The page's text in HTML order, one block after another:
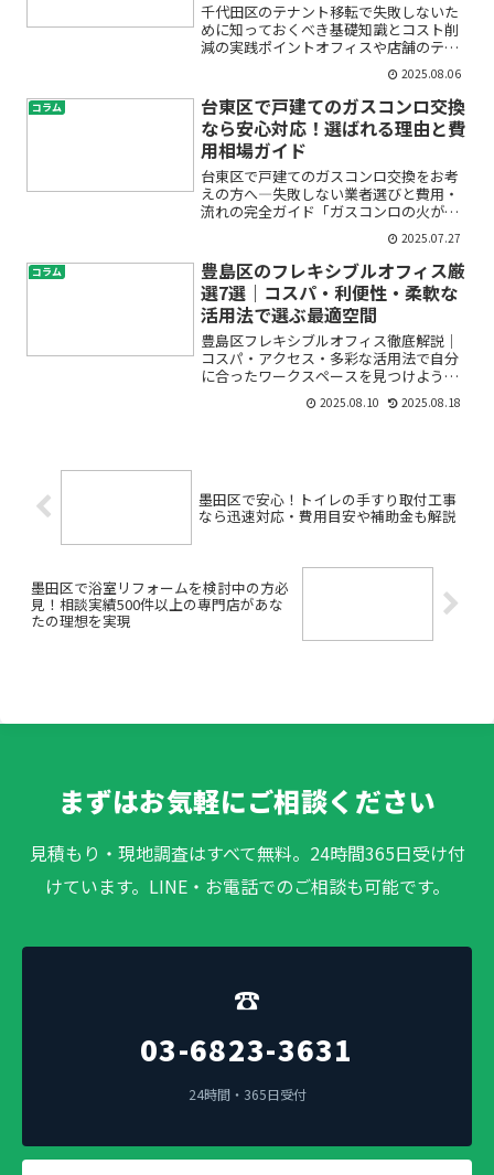
千代田区のテナント移転で失敗しないた
めに知っておくべき基礎知識とコスト削
減の実践ポイントオフィスや店舗のテナ
ント移転を考えると、「何から始めれば
いいの？」「費用がどれくらいかかるの
か不安…」「自分たちにぴったりな移転
先の見つけ方がわからない...
2025.08.06
コラム
台東区で戸建てのガスコンロ交換
なら安心対応！選ばれる理由と費
用相場ガイド
台東区で戸建てのガスコンロ交換をお考
えの方へ―失敗しない業者選びと費用・
流れの完全ガイド「ガスコンロの火が弱
くなってきた」「急に点火しなくなっ
た」「そろそろ新しいコンロに交換した
い…」といった悩みをお持ちではありま
せんか？特に戸建て住宅にお...
2025.07.27
コラム
豊島区のフレキシブルオフィス厳
選7選｜コスパ・利便性・柔軟な
活用法で選ぶ最適空間
豊島区フレキシブルオフィス徹底解説｜
コスパ・アクセス・多彩な活用法で自分
に合ったワークスペースを見つけよう
「豊島区でフレキシブルオフィスやシェ
アオフィス、コワーキングスペースを探
2025.08.10 2025.08.18
墨田区で安心！トイレの手すり取付工事
なら迅速対応・費用目安や補助金も解説
墨田区で浴室リフォームを検討中の方必
見！相談実績500件以上の専門店があな
たの理想を実現
まずはお気軽にご相談ください
見積もり・現地調査はすべて無料。24時間365日受け付
けています。LINE・お電話でのご相談も可能です。
☎
03-6823-3631
24時間・365日受付